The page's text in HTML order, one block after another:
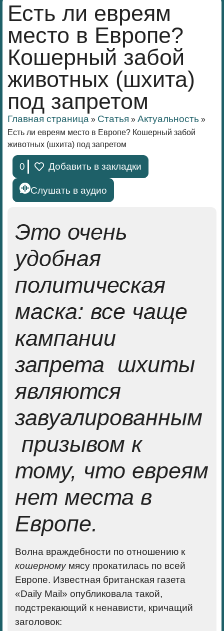
Есть ли евреям
место в Европе?
Кошерный забой
животных (шхита)
под запретом
Главная страница » Статья » Aктуальность »
Есть ли евреям место в Европе? Кошерный забой
животных (шхита) под запретом
0 Добавить в закладки
Слушать в аудио
Это очень
удобная
политическая
маска: все чаще
кампании
запрета шхиты
являются
завуалированным
призывом к
тому, что евреям
нет места в
Европе.
Волна враждебности по отношению к
кошерномумясу прокатилась по всей
Европе. Известная британская газета
«Daily Mail» опубликовала такой,
подстрекающий к ненависти, кричащий
заголовок: